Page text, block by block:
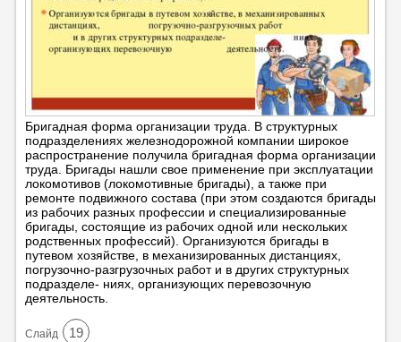
Бригадная форма организации труда. В структурных
подразделениях железнодорожной компании широкое
распространение получила бригадная форма организации
труда. Бригады нашли свое применение при эксплуатации
локомотивов (локомотивные бригады), а также при
ремонте подвижного состава (при этом создаются бригады
из рабочих разных профессии и специализированные
бригады, состоящие из рабочих одной или нескольких
родственных профессий). Организуются бригады в
путевом хозяйстве, в механизированных дистанциях,
погрузочно-разгрузочных работ и в других структурных
подразделе- ниях, организующих перевозочную
деятельность.
Cлайд 19